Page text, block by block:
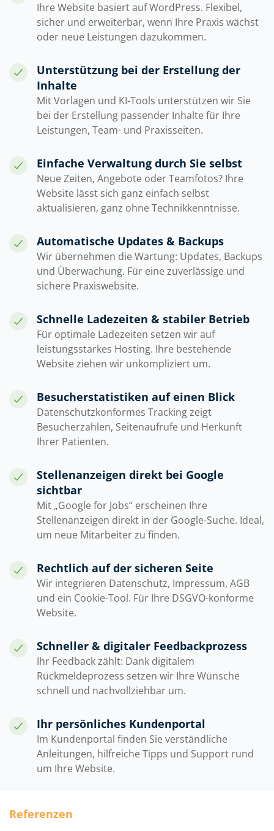
Ihre Website basiert auf WordPress. Flexibel,
sicher und erweiterbar, wenn Ihre Praxis wächst
oder neue Leistungen dazukommen.
Unterstützung bei der Erstellung der
Inhalte
Mit Vorlagen und KI-Tools unterstützen wir Sie
bei der Erstellung passender Inhalte für Ihre
Leistungen, Team- und Praxisseiten.
Einfache Verwaltung durch Sie selbst
Neue Zeiten, Angebote oder Teamfotos? Ihre
Website lässt sich ganz einfach selbst
aktualisieren, ganz ohne Technikkenntnisse.
Automatische Updates & Backups
Wir übernehmen die Wartung: Updates, Backups
und Überwachung. Für eine zuverlässige und
sichere Praxiswebsite.
Schnelle Ladezeiten & stabiler Betrieb
Für optimale Ladezeiten setzen wir auf
leistungsstarkes Hosting. Ihre bestehende
Website ziehen wir unkompliziert um.
Besucherstatistiken auf einen Blick
Datenschutzkonformes Tracking zeigt
Besucherzahlen, Seitenaufrufe und Herkunft
Ihrer Patienten.
Stellenanzeigen direkt bei Google
sichtbar
Mit „Google for Jobs“ erscheinen Ihre
Stellenanzeigen direkt in der Google-Suche. Ideal,
um neue Mitarbeiter zu finden.
Rechtlich auf der sicheren Seite
Wir integrieren Datenschutz, Impressum, AGB
und ein Cookie-Tool. Für Ihre DSGVO-konforme
Website.
Schneller & digitaler Feedbackprozess
Ihr Feedback zählt: Dank digitalem
Rückmeldeprozess setzen wir Ihre Wünsche
schnell und nachvollziehbar um.
Ihr persönliches Kundenportal
Im Kundenportal finden Sie verständliche
Anleitungen, hilfreiche Tipps und Support rund
um Ihre Website.
Referenzen